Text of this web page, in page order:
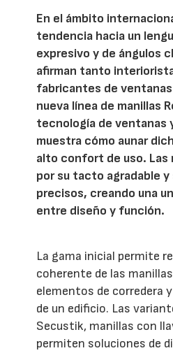
En el ámbito
tendencia hacia un
expresivo y de ángulos
afirman tanto
fabricantes de
nueva línea de manillas
tecnología de ventanas
muestra cómo aunar
alto confort de uso. Las
por su tacto agradable y
precisos, creando una
entre diseño y función.
La gama inicial permite
coherente de las
elementos de corredera
de un edificio. Las
Secustik, manillas con
permiten soluciones de